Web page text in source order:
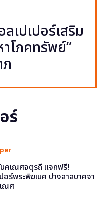
เปเปอร์เสริม
โภคทรัพย์”
ร์
คเณศจตุรถี แจกฟรี!
อร์พระพิฆเนศ ปางลาลบาคจา
ณศ